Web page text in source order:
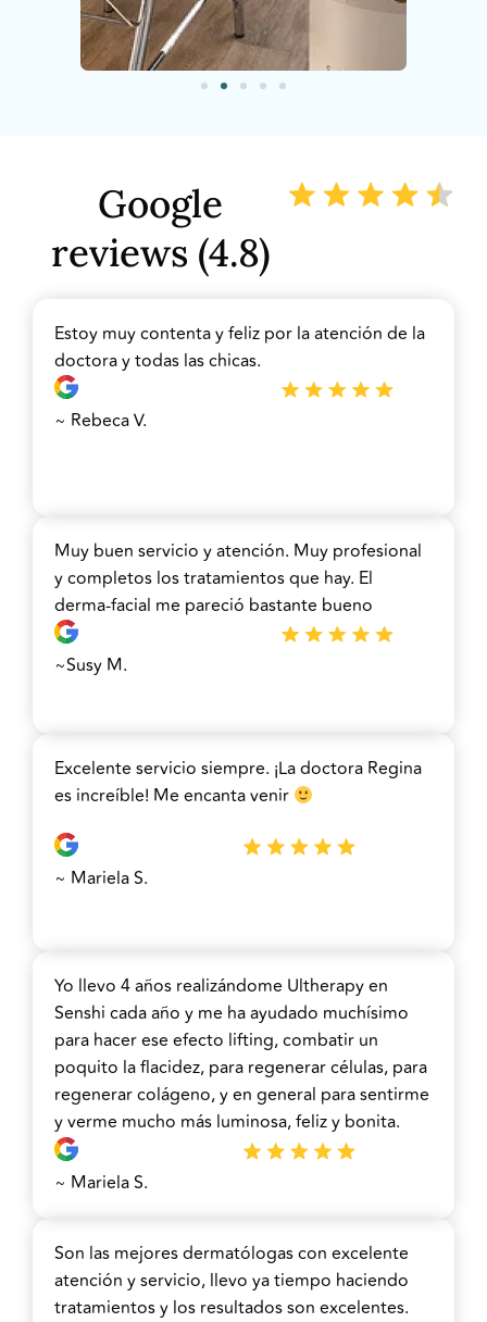
Google
reviews (4.8)
Estoy muy contenta y feliz por la atención de la
doctora y todas las chicas.
~ Rebeca V.
Muy buen servicio y atención. Muy profesional
y completos los tratamientos que hay. El
derma-facial me pareció bastante bueno
~Susy M.
Excelente servicio siempre. ¡La doctora Regina
es increíble! Me encanta venir
~ Mariela S.
Yo llevo 4 años realizándome Ultherapy en
Senshi cada año y me ha ayudado muchísimo
para hacer ese efecto lifting, combatir un
poquito la flacidez, para regenerar células, para
regenerar colágeno, y en general para sentirme
y verme mucho más luminosa, feliz y bonita.
~ Mariela S.
Son las mejores dermatólogas con excelente
atención y servicio, llevo ya tiempo haciendo
tratamientos y los resultados son excelentes.